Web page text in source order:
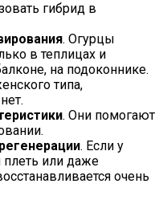
гибрид в
. Огурцы
в теплицах и
на подоконнике.
типа,
. Они помогают
. Если у
плеть или даже
очень